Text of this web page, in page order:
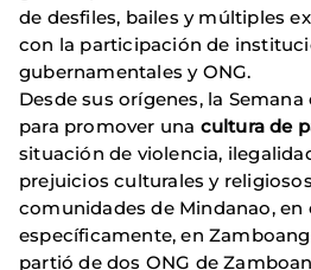
de desfiles, bailes y múltiples
con la participación de
gubernamentales y ONG.
Desde sus orígenes, la
para promover una cultura de
situación de violencia,
prejuicios culturales y
comunidades de Mindanao, en
específicamente, en
partió de dos ONG de